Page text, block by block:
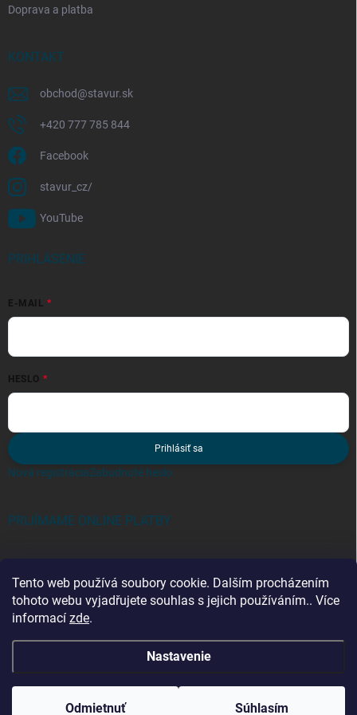
Tento web používá soubory cookie. Dalším procházením
tohoto webu vyjadřujete souhlas s jejich používáním.. Více
informací zde.
Nastavenie
Odmietnuť Súhlasím
Doprava a platba
KONTAKT
obchod@stavur.sk
+420 777 785 844
Facebook
stavur_cz/
YouTube
PRIHLÁSENIE
E-MAIL
HESLO
Prihlásiť sa
Nová registráciaZabudnuté heslo
PRIJÍMAME ONLINE PLATBY
Kategorie
Copyright 2026 . Všetky práva vyhradené.